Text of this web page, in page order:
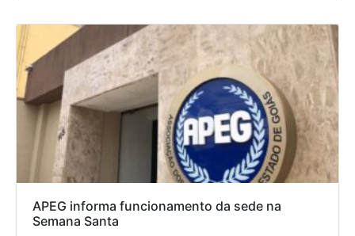
APEG informa funcionamento da sede na
Semana Santa